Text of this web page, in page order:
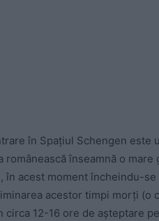
în Spațiul Schengen este
înseamnă o mare
acest moment încheindu-
acestor timpi morți (o
12-16 ore de așteptare